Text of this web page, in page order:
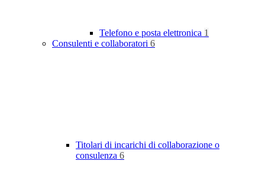
Telefono e posta elettronica 1
Consulenti e collaboratori 6
Titolari di incarichi di collaborazione o
consulenza 6